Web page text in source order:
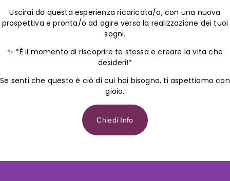
Uscirai da questa esperienza ricaricata/o, con una nuova
prospettiva e pronta/o ad agire verso la realizzazione dei tuoi
sogni.
✨ *È il momento di riscoprire te stessa e creare la vita che
desideri!*
Se senti che questo è ciò di cui hai bisogno, ti aspettiamo con
gioia.
Chiedi Info